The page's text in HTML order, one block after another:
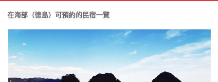
在海部（徳島）可預約的民宿一覽